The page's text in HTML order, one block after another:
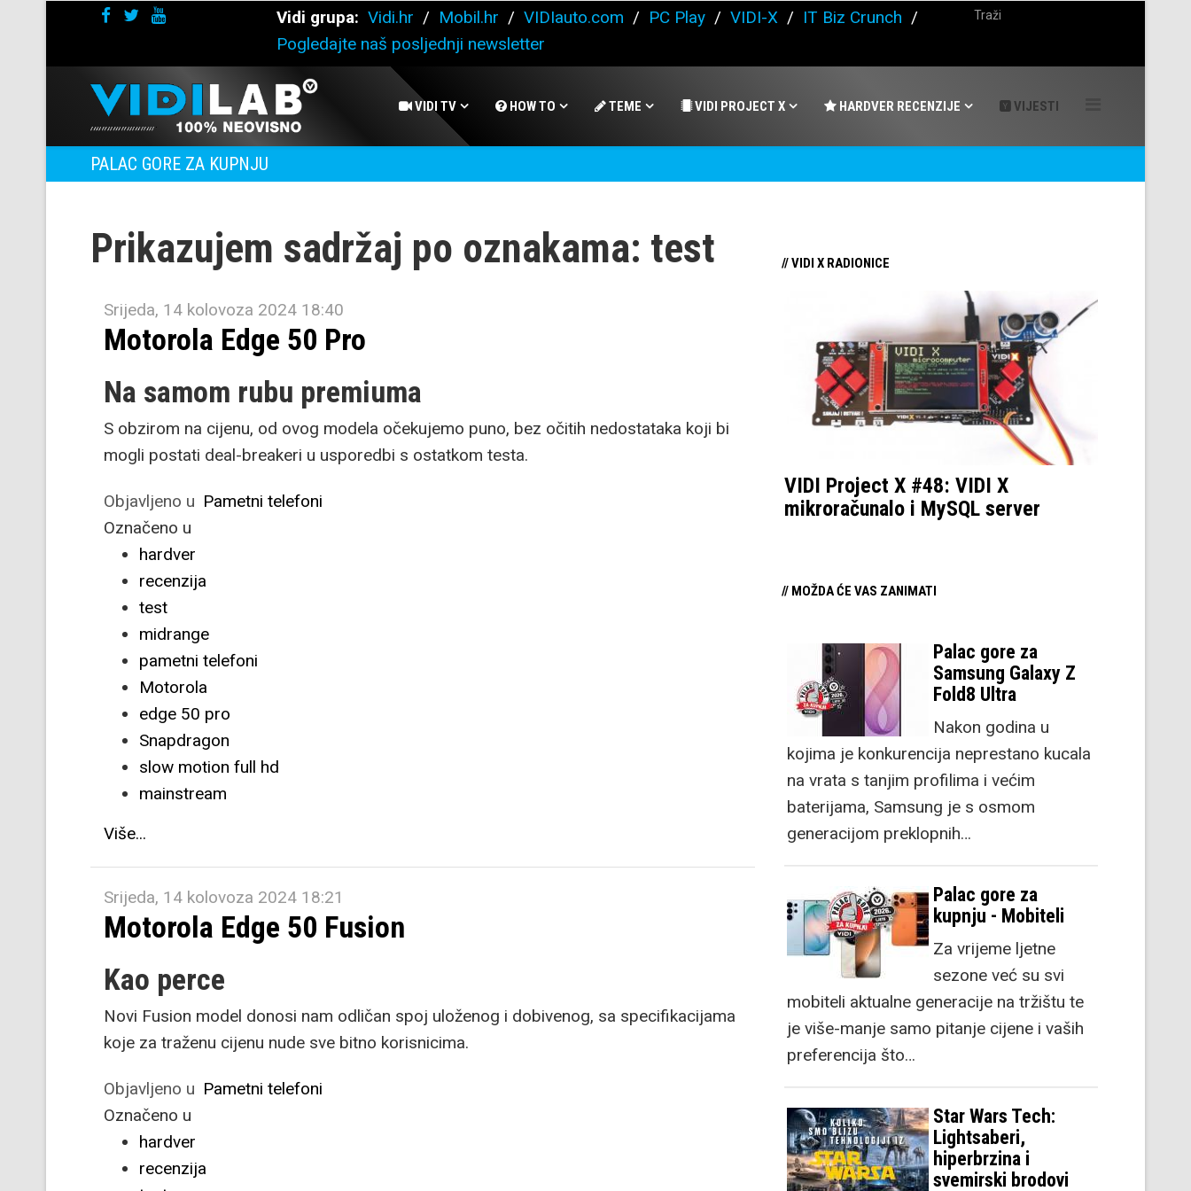
Vidi grupa: Vidi.hr / Mobil.hr / VIDIauto.com / PC Play / VIDI-X / IT Biz Crunch /
Pogledajte naš posljednji newsletter
VIDI TV HOW TO TEME VIDI PROJECT X HARDVER RECENZIJE VIJESTI
PALAC GORE ZA KUPNJU
Prikazujem sadržaj po oznakama: test
Srijeda, 14 kolovoza 2024 18:40
Motorola Edge 50 Pro
Na samom rubu premiuma
S obzirom na cijenu, od ovog modela očekujemo puno, bez očitih nedostataka koji bi
mogli postati deal-breakeri u usporedbi s ostatkom testa.
Objavljeno u Pametni telefoni
Označeno u
hardver
recenzija
test
midrange
pametni telefoni
Motorola
edge 50 pro
Snapdragon
slow motion full hd
mainstream
Više...
Srijeda, 14 kolovoza 2024 18:21
Motorola Edge 50 Fusion
Kao perce
Novi Fusion model donosi nam odličan spoj uloženog i dobivenog, sa specifikacijama
koje za traženu cijenu nude sve bitno korisnicima.
Objavljeno u Pametni telefoni
Označeno u
hardver
recenzija
// VIDI X RADIONICE
VIDI Project X #48: VIDI X
mikroračunalo i MySQL server
// MOŽDA ĆE VAS ZANIMATI
Palac gore za
Samsung Galaxy Z
Fold8 Ultra
Nakon godina u
kojima je konkurencija neprestano kucala
na vrata s tanjim profilima i većim
baterijama, Samsung je s osmom
generacijom preklopnih…
Palac gore za
kupnju - Mobiteli
Za vrijeme ljetne
sezone već su svi
mobiteli aktualne generacije na tržištu te
je više-manje samo pitanje cijene i vaših
preferencija što…
Star Wars Tech:
Lightsaberi,
hiperbrzina i
svemirski brodovi